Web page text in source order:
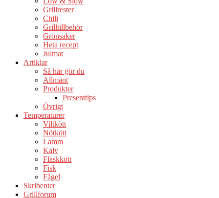
Grillrester
Chili
Grilltillbehör
Grönsaker
Heta recept
Julmat
Artiklar
Så här gör du
Allmänt
Produkter
Presenttips
Övrigt
Temperaturer
Viltkött
Nötkött
Lamm
Kalv
Fläskkött
Fisk
Fågel
Skribenter
Grillforum